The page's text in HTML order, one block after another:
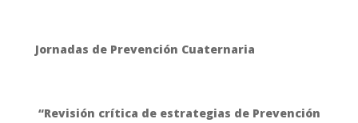
Jornadas de Prevención Cuaternaria
“Revisión crítica de estrategias de Prevención